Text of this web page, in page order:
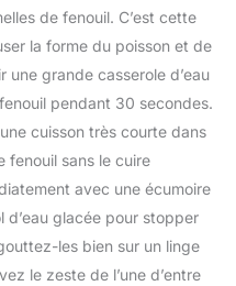
de fenouil. C’est cette
la forme du poisson et de
une grande casserole d’eau
pendant 30 secondes.
cuisson très courte dans
fenouil sans le cuire
avec une écumoire
glacée pour stopper
les bien sur un linge
le zeste de l’une d’entre